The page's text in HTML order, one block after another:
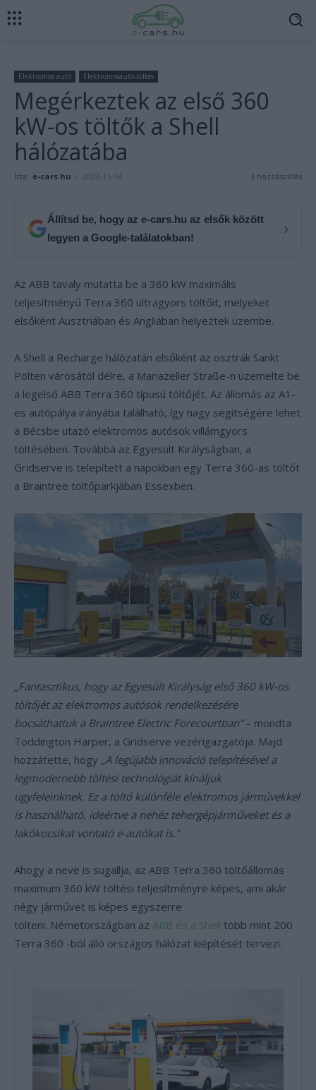
Elektromos autó Elektromosautó-töltés
Megérkeztek az első 360
kW-os töltők a Shell
hálózatába
Írta: e-cars.hu - 2022-11-14 3 hozzászólás
Állítsd be, hogy az e-cars.hu az elsők között
legyen a Google-találatokban!
›
Az ABB tavaly mutatta be a 360 kW maximális
teljesítményű Terra 360 ultragyors töltőit, melyeket
elsőként Ausztriában és Angliában helyeztek üzembe.
A Shell a Recharge hálózatán elsőként az osztrák Sankt
Pölten városától délre, a Mariazeller Straße-n üzemelte be
a legelső ABB Terra 360 típusú töltőjét. Az állomás az A1-
es autópálya irányába található, így nagy segítségére lehet
a Bécsbe utazó elektromos autósok villámgyors
töltésében. Továbbá az Egyesült Királyságban, a
Gridserve is telepített a napokban egy Terra 360-as töltőt
a Braintree töltőparkjában Essexben.
„Fantasztikus, hogy az Egyesült Királyság első 360 kW-os
töltőjét az elektromos autósok rendelkezésére
bocsáthattuk a Braintree Electric Forecourtban”– mondta
Toddington Harper, a Gridserve vezérigazgatója. Majd
hozzátette, hogy „A legújabb innováció telepítésével a
legmodernebb töltési technológiát kínáljuk
ügyfeleinknek. Ez a töltő különféle elektromos járművekkel
is használható, ideértve a nehéz tehergépjárműveket és a
lakókocsikat vontató e-autókat is.”
Ahogy a neve is sugallja, az ABB Terra 360 töltőállomás
maximum 360 kW töltési teljesítményre képes, ami akár
négy járművet is képes egyszerre
tölteni. Németországban az ABB és a Shell több mint 200
Terra 360 -ból álló országos hálózat kiépítését tervezi.